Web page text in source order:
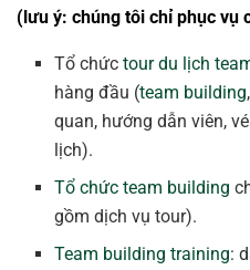
(lưu ý: chúng tôi chỉ phục vụ
Tổ chứctour du lịch
hàng đầu (team building
quan, hướng dẫn viên,
lịch).
Tổ chức team building
gồm dịch vụ tour).
Team building training: